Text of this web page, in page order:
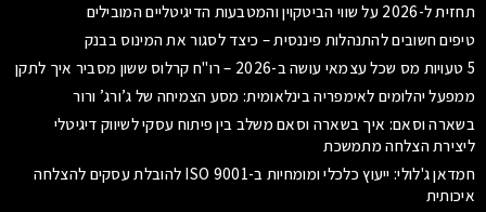
תחזית ל-2026 על שווי הביטקוין והמטבעות הדיגיטליים המובילים
טיפים חשובים להתנהלות פיננסית – כיצד לסגור את המינוס בבנק
5 טעויות מס שכל עצמאי עושה ב-2026 – רו"ח קרלוס ששון מסביר איך לתקן
ממפעל יהלומים לאימפריה בינלאומית: מסע הצמיחה של ג’ורג’ ורור
בשארה וסאם: איך בשארה וסאם משלב בין פיתוח עסקי לשיווק דיגיטלי
ליצירת הצלחה מתמשכת
חמדאן ג'לולי: ייעוץ כלכלי ומומחיות ב-ISO 9001 להובלת עסקים להצלחה
איכותית